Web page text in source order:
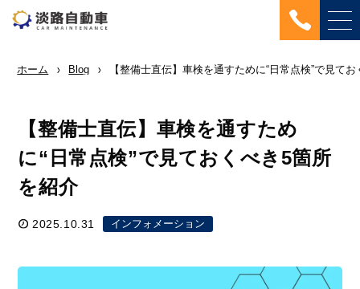
ホーム Blog 【整備士直伝】車検を通すために“日常点検”で見て
【整備士直伝】車検を通すため
に“日常点検”で見ておくべき5箇所
を紹介
2025.10.31 インフォメーション